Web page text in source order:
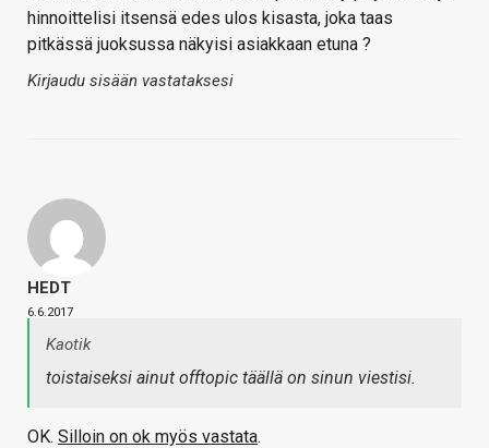
hinnoittelisi itsensä edes ulos kisasta, joka taas
pitkässä juoksussa näkyisi asiakkaan etuna ?
Kirjaudu sisään vastataksesi
HEDT
6.6.2017
Kaotik
toistaiseksi ainut offtopic täällä on sinun viestisi.
OK. Silloin on ok myös vastata.